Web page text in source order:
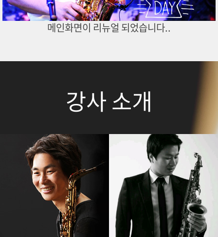
메인화면이 리뉴얼 되었습니다..
강사 소개